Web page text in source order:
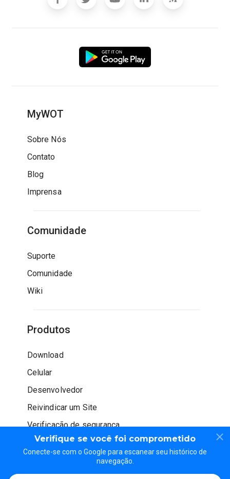
Verifique se você foi comprometido
Conecte-se com o Google para escanear seu histórico de
navegação.
MyWOT
Sobre Nós
Contato
Blog
Imprensa
Comunidade
Suporte
Comunidade
Wiki
Produtos
Download
Celular
Desenvolvedor
Reivindicar um Site
Verificação de segurança